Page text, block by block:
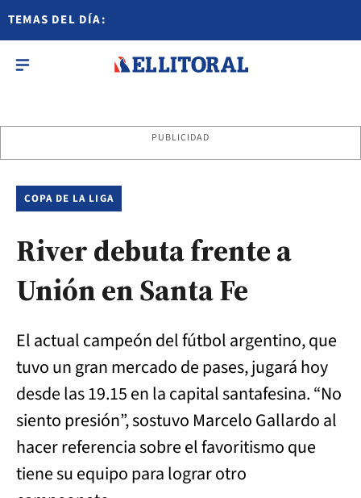
TEMAS DEL DÍA:
PUBLICIDAD
COPA DE LA LIGA
River debuta frente a
Unión en Santa Fe
El actual campeón del fútbol argentino, que
tuvo un gran mercado de pases, jugará hoy
desde las 19.15 en la capital santafesina. “No
siento presión”, sostuvo Marcelo Gallardo al
hacer referencia sobre el favoritismo que
tiene su equipo para lograr otro